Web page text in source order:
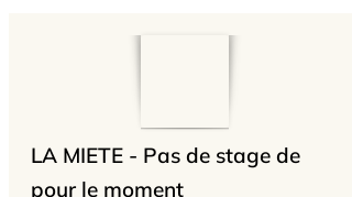
LA MIETE - Pas de stage de
pour le moment